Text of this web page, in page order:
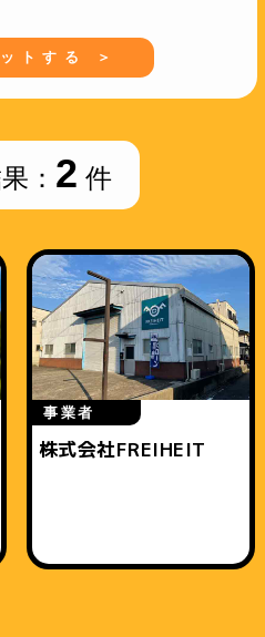
： 2 件
事業者
株式会社FREIHEIT